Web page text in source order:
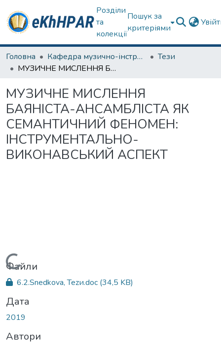
Розділи
та
колекції
Пошук за
критеріями
Головна Кафедра музично-інструментальної підготовки вчителя
Тези
МУЗИЧНЕ МИСЛЕННЯ БАЯНІСТА-АНСАМБЛІСТА ЯК СЕМАНТИЧНИЙ ФЕНОМЕН: ІНСТРУМЕНТАЛЬНО-ВИКОНАВСЬКИЙ АСПЕКТ
МУЗИЧНЕ МИСЛЕННЯ
БАЯНІСТА-АНСАМБЛІСТА ЯК
СЕМАНТИЧНИЙ ФЕНОМЕН:
ІНСТРУМЕНТАЛЬНО-
ВИКОНАВСЬКИЙ АСПЕКТ
Вантажиться...
Файли
6.2.Snedkova, Tezи.doc (34,5 KB)
Дата
2019
Автори